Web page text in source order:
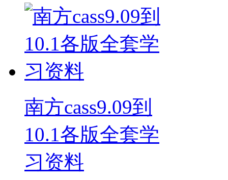
南方cass9.09到
10.1各版全套学
习资料